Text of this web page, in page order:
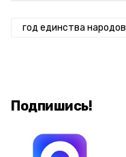
год единства народов
Подпишись!